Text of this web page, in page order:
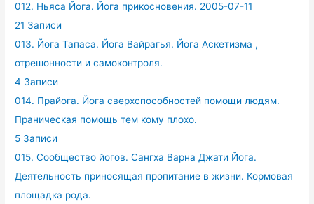
012. Ньяса Йога. Йога прикосновения. 2005-07-11
21 Записи
013. Йога Тапаса. Йога Вайрагья. Йога Аскетизма ,
отрешонности и самоконтроля.
4 Записи
014. Прайога. Йога сверхспособностей помощи людям.
Праническая помощь тем кому плохо.
5 Записи
015. Сообщество йогов. Сангха Варна Джати Йога.
Деятельность приносящая пропитание в жизни. Кормовая
площадка рода.